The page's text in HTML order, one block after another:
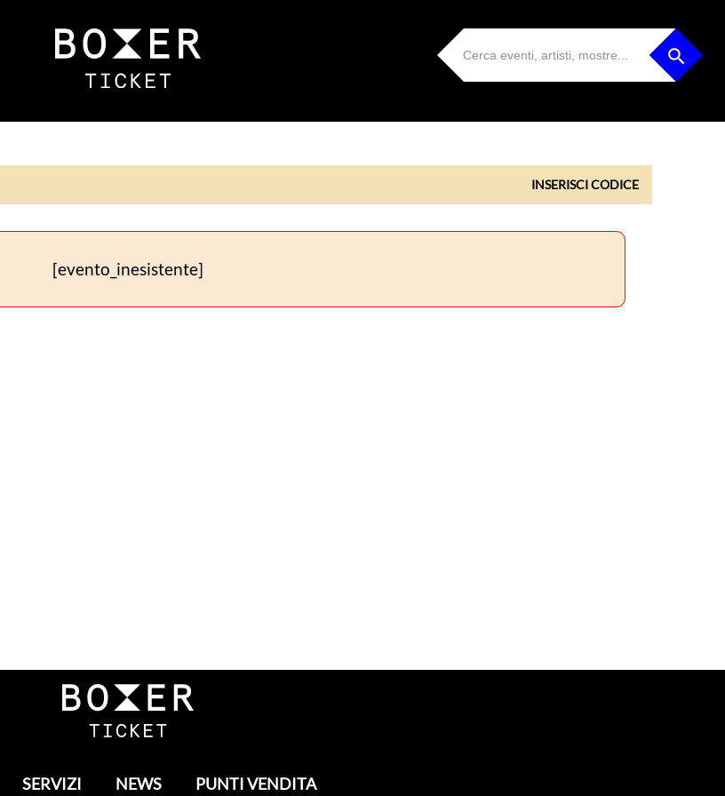
INSERISCI CODICE
[evento_inesistente]
SERVIZI NEWS PUNTI VENDITA